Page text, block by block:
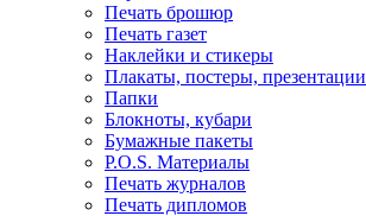
Печать брошюр
Печать газет
Наклейки и стикеры
Плакаты, постеры, презентации
Папки
Блокноты, кубари
Бумажные пакеты
P.O.S. Материалы
Печать журналов
Печать дипломов